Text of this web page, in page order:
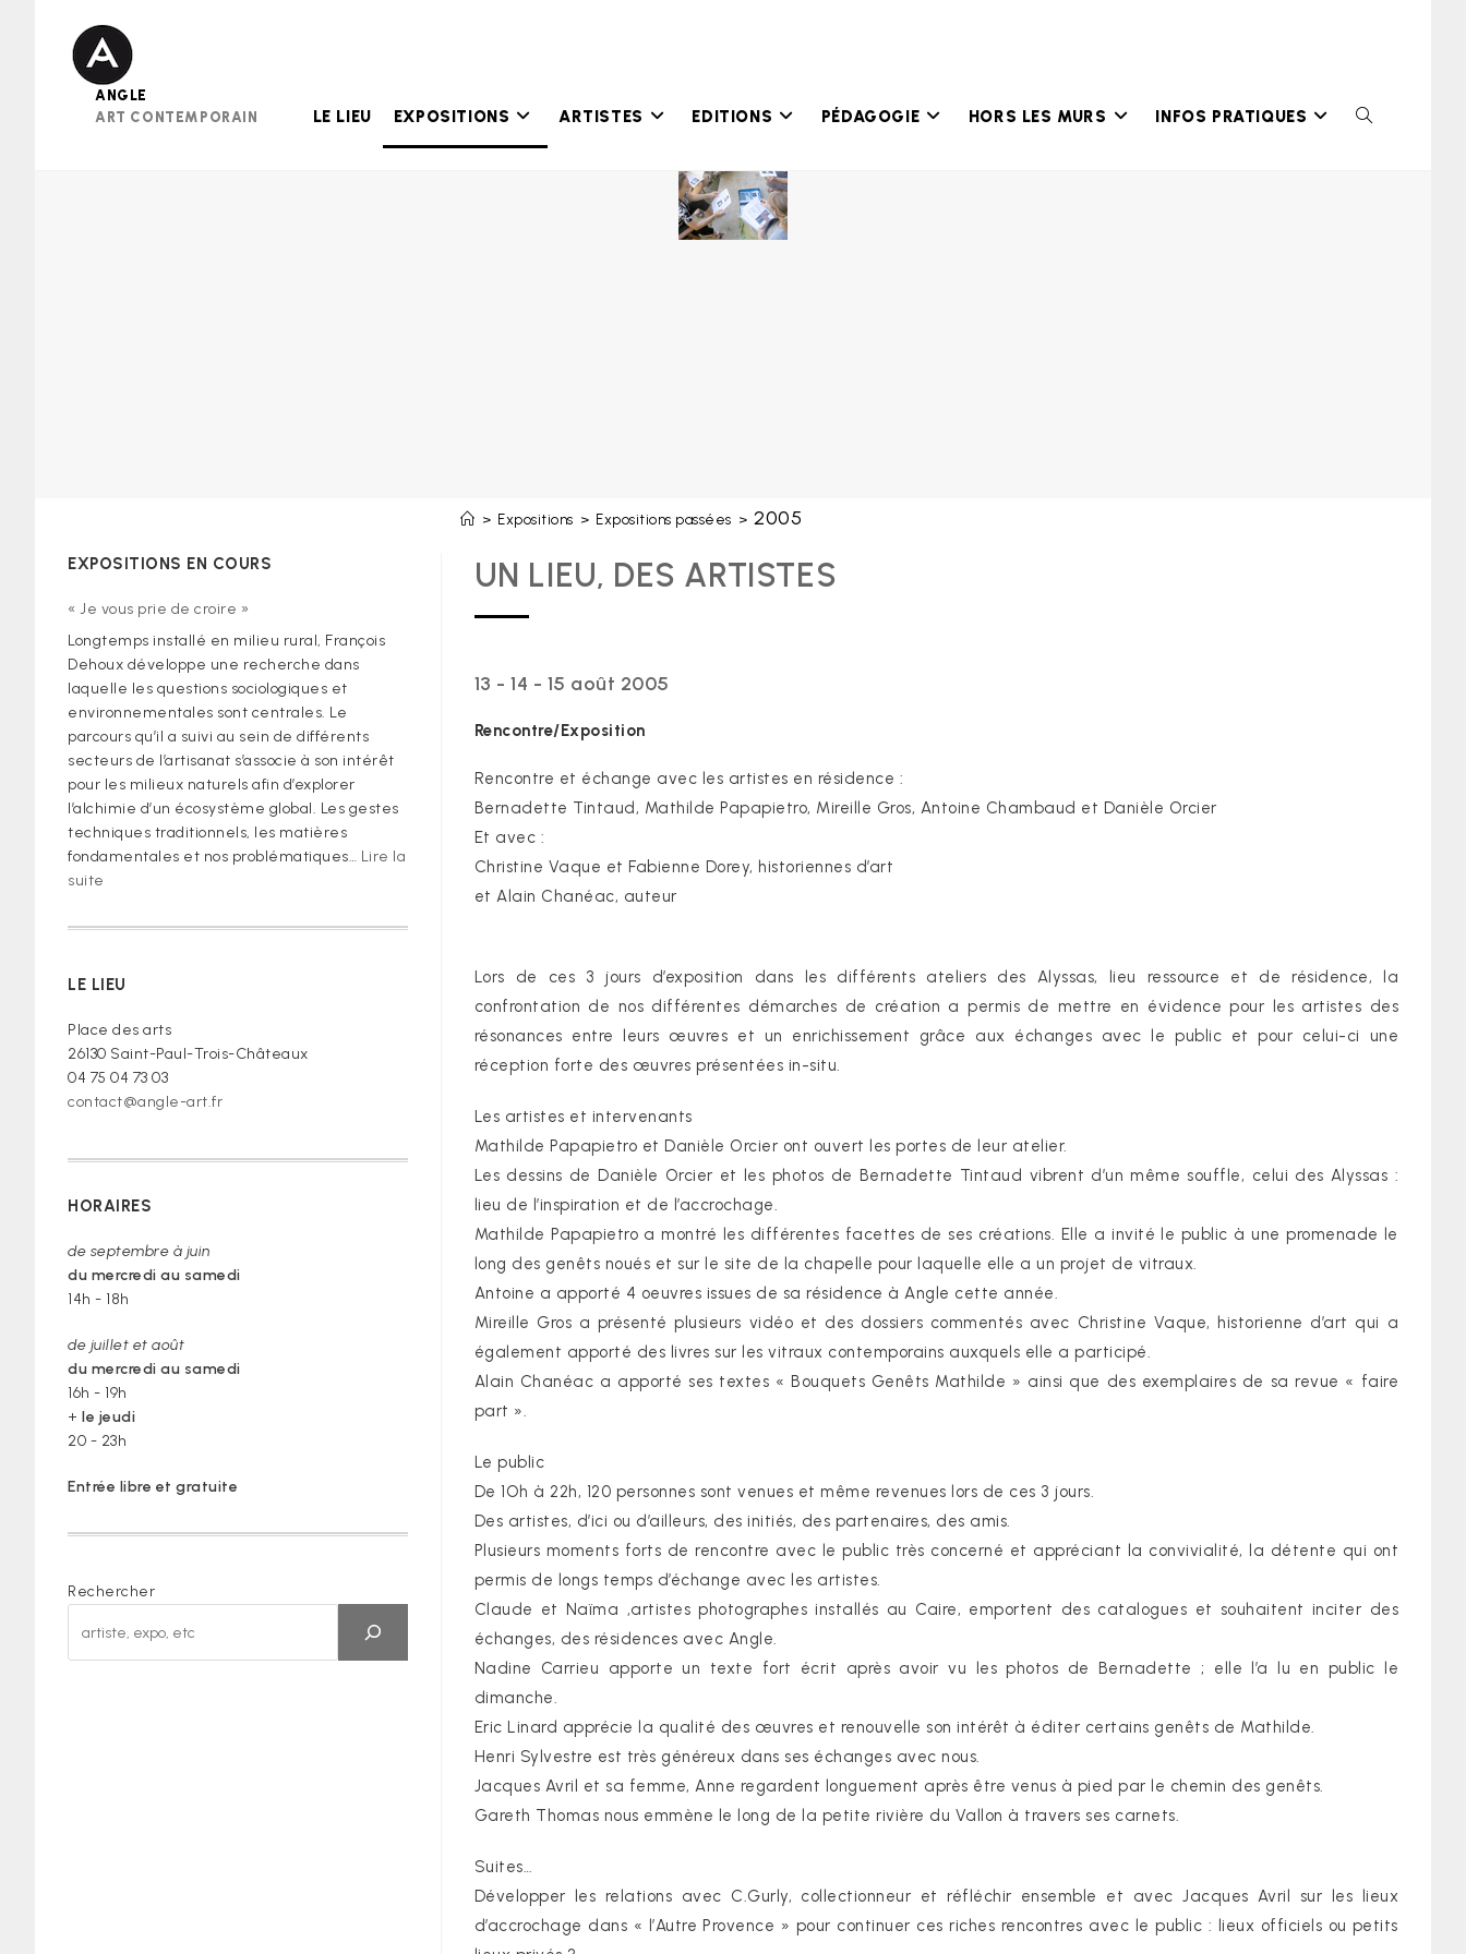
ANGLE
ART CONTEMPORAIN
LE LIEU EXPOSITIONS ARTISTES EDITIONS PÉDAGOGIE HORS LES MURS INFOS PRATIQUES TOGGLE
> Expositions > Expositions passées > 2005
UN LIEU, DES ARTISTES
13 - 14 - 15 août 2005
Rencontre/Exposition
Rencontre et échange avec les artistes en résidence :
Bernadette Tintaud, Mathilde Papapietro, Mireille Gros, Antoine Chambaud et Danièle Orcier
Et avec :
Christine Vaque et Fabienne Dorey, historiennes d’art
et Alain Chanéac, auteur
Lors de ces 3 jours d’exposition dans les différents ateliers des Alyssas, lieu ressource et de résidence, la
confrontation de nos différentes démarches de création a permis de mettre en évidence pour les artistes des
résonances entre leurs œuvres et un enrichissement grâce aux échanges avec le public et pour celui-ci une
réception forte des œuvres présentées in-situ.
Les artistes et intervenants
Mathilde Papapietro et Danièle Orcier ont ouvert les portes de leur atelier.
Les dessins de Danièle Orcier et les photos de Bernadette Tintaud vibrent d’un même souffle, celui des Alyssas :
lieu de l’inspiration et de l’accrochage.
Mathilde Papapietro a montré les différentes facettes de ses créations. Elle a invité le public à une promenade le
long des genêts noués et sur le site de la chapelle pour laquelle elle a un projet de vitraux.
Antoine a apporté 4 oeuvres issues de sa résidence à Angle cette année.
Mireille Gros a présenté plusieurs vidéo et des dossiers commentés avec Christine Vaque, historienne d’art qui a
également apporté des livres sur les vitraux contemporains auxquels elle a participé.
Alain Chanéac a apporté ses textes « Bouquets Genêts Mathilde » ainsi que des exemplaires de sa revue « faire
part ».
Le public
De 1Oh à 22h, 120 personnes sont venues et même revenues lors de ces 3 jours.
Des artistes, d’ici ou d’ailleurs, des initiés, des partenaires, des amis.
Plusieurs moments forts de rencontre avec le public très concerné et appréciant la convivialité, la détente qui ont
permis de longs temps d’échange avec les artistes.
Claude et Naïma ,artistes photographes installés au Caire, emportent des catalogues et souhaitent inciter des
échanges, des résidences avec Angle.
Nadine Carrieu apporte un texte fort écrit après avoir vu les photos de Bernadette ; elle l’a lu en public le
dimanche.
Eric Linard apprécie la qualité des œuvres et renouvelle son intérêt à éditer certains genêts de Mathilde.
Henri Sylvestre est très généreux dans ses échanges avec nous.
Jacques Avril et sa femme, Anne regardent longuement après être venus à pied par le chemin des genêts.
Gareth Thomas nous emmène le long de la petite rivière du Vallon à travers ses carnets.
Suites…
Développer les relations avec C.Gurly, collectionneur et réfléchir ensemble et avec Jacques Avril sur les lieux
d’accrochage dans « l’Autre Provence » pour continuer ces riches rencontres avec le public : lieux officiels ou petits
EXPOSITIONS EN COURS
« Je vous prie de croire »
Longtemps installé en milieu rural, François
Dehoux développe une recherche dans
laquelle les questions sociologiques et
environnementales sont centrales. Le
parcours qu’il a suivi au sein de différents
secteurs de l’artisanat s’associe à son intérêt
pour les milieux naturels afin d’explorer
l’alchimie d’un écosystème global. Les gestes
techniques traditionnels, les matières
fondamentales et nos problématiques… Lire la
suite
vous
de
LE LIEU
Place des arts
26130 Saint-Paul-Trois-Châteaux
04 75 04 73 03
contact@angle-art.fr
HORAIRES
de septembre à juin
du mercredi au samedi
14h - 18h
de juillet et août
du mercredi au samedi
16h - 19h
+ le jeudi
20 - 23h
Entrée libre et gratuite
Rechercher